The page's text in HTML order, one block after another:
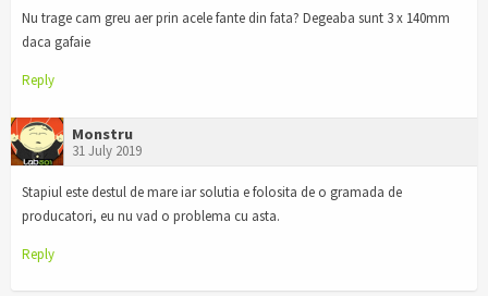
Nu trage cam greu aer prin acele fante din fata? Degeaba sunt 3 x 140mm
daca gafaie
Reply
Monstru
31 July 2019
Stapiul este destul de mare iar solutia e folosita de o gramada de
producatori, eu nu vad o problema cu asta.
Reply